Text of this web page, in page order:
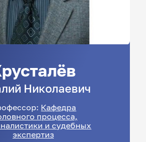
Николаевич
Кафедра
процесса,
и судебных
экспертиз